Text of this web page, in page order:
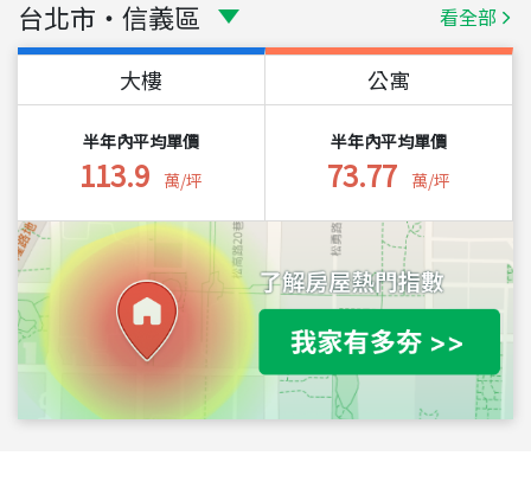
台北市 ・ 信義區 看全部
大樓
半年內平均單價
113.9 萬/坪
公寓
半年內平均單價
73.77 萬/坪